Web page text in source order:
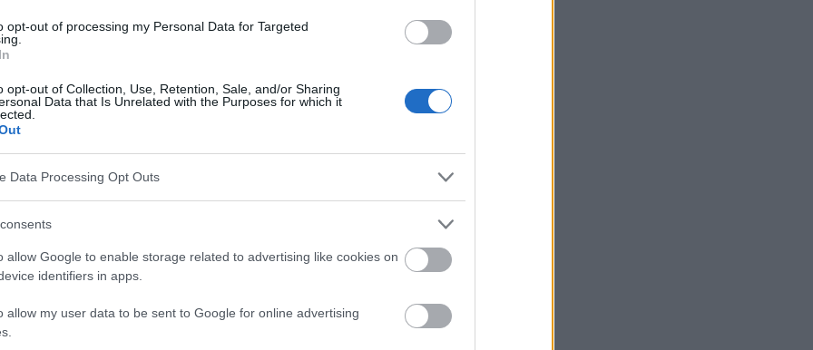
opt-out of processing my Personal Data for Targeted
opt-out of Collection, Use, Retention, Sale, and/or Sharing
Data that Is Unrelated with the Purposes for which it
Data Processing Opt Outs
allow Google to enable storage related to advertising like cookies on
identifiers in apps.
allow my user data to be sent to Google for online advertising
mit einem Allergen (der Substanz, die die
Reaktion
löst keine spezifische Reaktion aus.
Immunsystem nicht beteiligt ist, wie dies bei einer
Beispiel dann vor, wenn nach der Aufnahme von
ist, dass eine unerkannte Intoleranz zu
Diabetes oder sogar Krebs führen kann.
der bei einer bestimmten Gruppe von Menschen
Krankheit aufweisen, mit dem Ziel, diese
schwerwiegende Folgen im späteren